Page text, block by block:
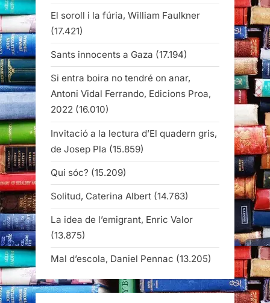
El soroll i la fúria, William Faulkner
(17.421)
Sants innocents a Gaza (17.194)
Si entra boira no tendré on anar,
Antoni Vidal Ferrando, Edicions Proa,
2022 (16.010)
Invitació a la lectura d’El quadern gris,
de Josep Pla (15.859)
Qui sóc? (15.209)
Solitud, Caterina Albert (14.763)
La idea de l’emigrant, Enric Valor
(13.875)
Mal d’escola, Daniel Pennac (13.205)